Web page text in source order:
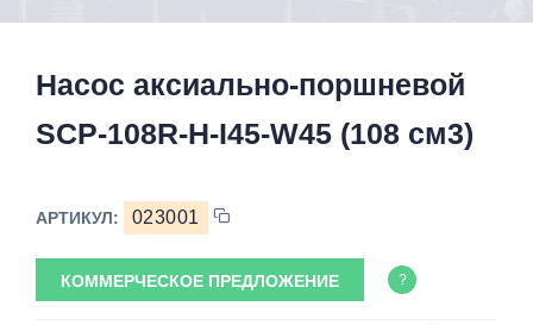
Насос аксиально-поршневой
SCP-108R-H-I45-W45 (108 см3)
АРТИКУЛ: 023001
КОММЕРЧЕСКОЕ ПРЕДЛОЖЕНИЕ ?